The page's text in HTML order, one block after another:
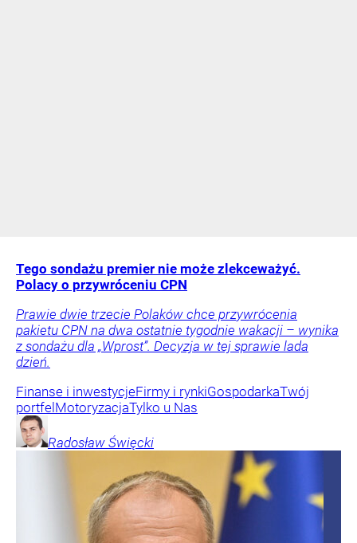
Tego sondażu premier nie może zlekceważyć.
Polacy o przywróceniu CPN
Prawie dwie trzecie Polaków chce przywrócenia
pakietu CPN na dwa ostatnie tygodnie wakacji – wynika
z sondażu dla „Wprost”. Decyzja w tej sprawie lada
dzień.
Finanse i inwestycjeFirmy i rynkiGospodarkaTwój
portfel MotoryzacjaTylko u Nas
Radosław Święcki